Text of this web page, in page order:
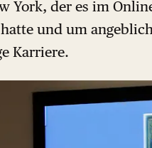
York, der es im
und um
Karriere.